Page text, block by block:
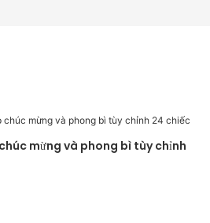
mừng và phong bì tùy chỉnh